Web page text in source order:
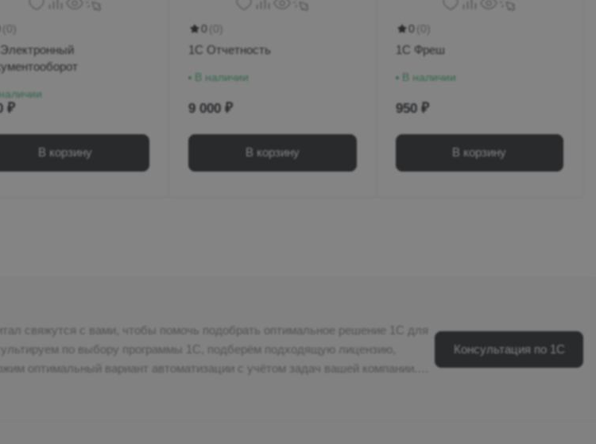
наличии
₽
В корзину
0
1С Отчетность
В наличии
9 000 ₽
В корзину
0
1С Фреш
В наличии
950 ₽
В корзину
свяжутся с вами, чтобы помочь подобрать оптимальное решение 1С для
оптимальный вариант автоматизации с учётом задач вашей компании.
Консультация по 1С